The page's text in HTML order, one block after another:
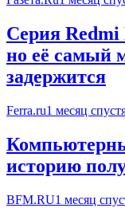
Серия Redmi
но её самый
задержится
Ferra.ru1 месяц
историю
BFM.RU1 месяц